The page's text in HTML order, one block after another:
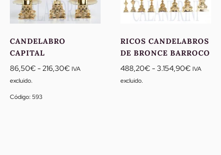
CANDELABRO
CAPITAL
86,50€ - 216,30€ Rango
IVA
excluido.
Código: 593
RICOS CANDELABROS
DE BRONCE BARROCO
488,20€ - 3.154,90€ Rango
IVA
excluido.